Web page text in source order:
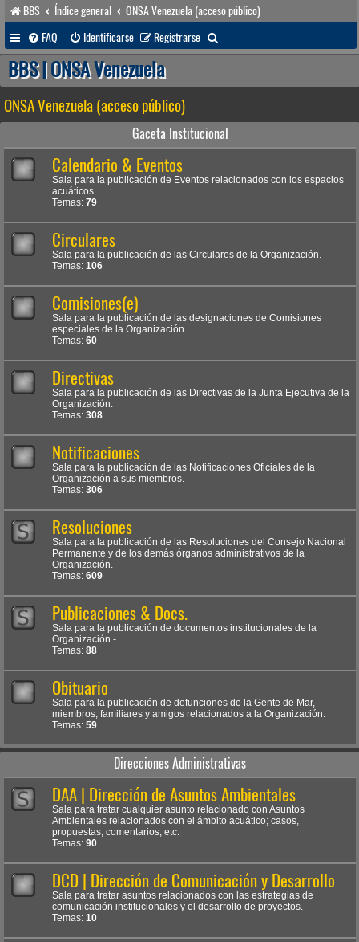
BBS Índice general
ONSA Venezuela (acceso público)
FAQ
Identificarse Registrarse
u
a
r
BBS | ONSA Venezuela
ONSA Venezuela (acceso público)
Gaceta Institucional
Calendario & Eventos
Sala para la publicación de Eventos relacionados con los espacios
acuáticos.
Temas: 79
Circulares
Sala para la publicación de las Circulares de la Organización.
Temas: 106
Comisiones(e)
Sala para la publicación de las designaciones de Comisiones
especiales de la Organización.
Temas: 60
Directivas
Sala para la publicación de las Directivas de la Junta Ejecutiva de la
Organización.
Temas: 308
Notificaciones
Sala para la publicación de las Notificaciones Oficiales de la
Organización a sus miembros.
Temas: 306
Resoluciones
Sala para la publicación de las Resoluciones del Consejo Nacional
Permanente y de los demás órganos administrativos de la
Organización.-
Temas: 609
Publicaciones & Docs.
Sala para la publicación de documentos institucionales de la
Organización.-
Temas: 88
Obituario
Sala para la publicación de defunciones de la Gente de Mar,
miembros, familiares y amigos relacionados a la Organización.
Temas: 59
Direcciones Administrativas
DAA | Dirección de Asuntos Ambientales
Sala para tratar cualquier asunto relacionado con Asuntos
Ambientales relacionados con el ámbito acuático; casos,
propuestas, comentarios, etc.
Temas: 90
DCD | Dirección de Comunicación y Desarrollo
Sala para tratar asuntos relacionados con las estrategias de
comunicación institucionales y el desarrollo de proyectos.
Temas: 10